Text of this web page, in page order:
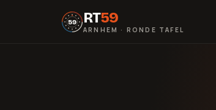
59 RT59
ARNHEM · RONDE TAFEL